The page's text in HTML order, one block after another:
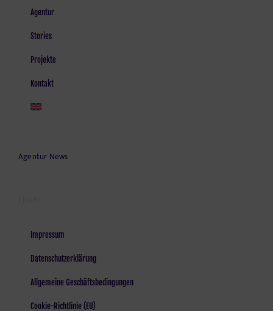
Agentur
Stories
Projekte
Kontakt
Agentur News
Impressum
Datenschutzerklärung
Allgemeine Geschäftsbedingungen
Cookie-Richtlinie (EU)